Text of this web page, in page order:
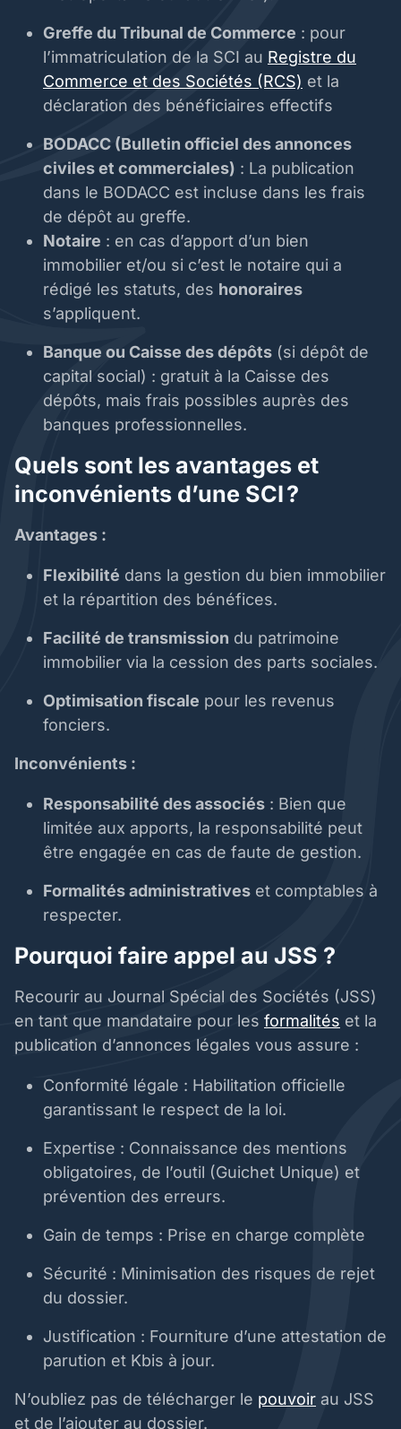
Greffe du Tribunal de Commerce : pour
l’immatriculation de la SCI au Registre du
Commerce et des Sociétés (RCS) et la
déclaration des bénéficiaires effectifs
BODACC (Bulletin officiel des annonces
civiles et commerciales) : La publication
dans le BODACC est incluse dans les frais
de dépôt au greffe.
Notaire : en cas d’apport d’un bien
immobilier et/ou si c’est le notaire qui a
rédigé les statuts, des honoraires
s’appliquent.
Banque ou Caisse des dépôts (si dépôt de
capital social) : gratuit à la Caisse des
dépôts, mais frais possibles auprès des
banques professionnelles.
Quels sont les avantages et
inconvénients d’une SCI ?
Avantages :
Flexibilité dans la gestion du bien immobilier
et la répartition des bénéfices.
Facilité de transmission du patrimoine
immobilier via la cession des parts sociales.
Optimisation fiscale pour les revenus
fonciers.
Inconvénients :
Responsabilité des associés : Bien que
limitée aux apports, la responsabilité peut
être engagée en cas de faute de gestion.
Formalités administratives et comptables à
respecter.
Pourquoi faire appel au JSS ?
Recourir au Journal Spécial des Sociétés (JSS)
en tant que mandataire pour les formalités et la
publication d’annonces légales vous assure :
Conformité légale : Habilitation officielle
garantissant le respect de la loi.
Expertise : Connaissance des mentions
obligatoires, de l’outil (Guichet Unique) et
prévention des erreurs.
Gain de temps : Prise en charge complète
Sécurité : Minimisation des risques de rejet
du dossier.
Justification : Fourniture d’une attestation de
parution et Kbis à jour.
N’oubliez pas de télécharger le pouvoir au JSS
et de l’ajouter au dossier.